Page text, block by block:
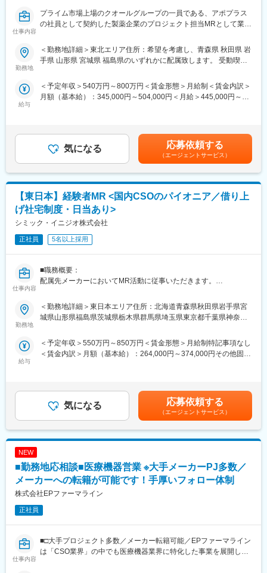
CSO業界で10年以上のキャリアを持つベテラン社員が、あなたの
生涯のわたる「キャリア形成」を丁寧にサポートします。その繋
PJTも紹介可能、また過去には、10年ほどブランクのある50代の
方のご支援の実績もあるなど選考の合格率も高いです。
としてパフォーマンスが高い場合は50代の方でも正社員への転換
もあります。契約の更新についても著しく業務態度が悪い／業績
先を探します。また、過去営業成績の優秀な方ではメーカー登用
の実績もあります。
仕事内容
プライム市場上場のクオールグループの一員である、アポプラス
の社員として契約した製薬企業のプロジェクト担当MRとして業務
ックメーカーなどプロジェクトは多岐に渡りますので、今までの
経験を活かせる環境が整っています。
■営業スタイル：担当エリアの医療機関（開業医、病院）を訪問し
用情報を収集を行っていただきます。
・新薬のプロモーション
※プロジェクトマネージャー、スーパーバイザー(SV)より、日々の
活動についてフォローを受けられる環境です。全国にSVを配置
し、素早くフォローができる体制をとっています。
■組織：約600名のコントラクトMRが在籍しています。社長をは
じめ、役員クラスが元MR出身のためMRのキャリアや育成、長期
就業について力を入れている企業です。
■特徴：
(1)充実した教育体制：
・製品研修（約2週間～2ヶ月、プロジェクトによる）：入社オリ
エンテーション後に配属先プロジェクトの製薬メーカーにて製品
他、横断研修、eラーニングの研修等も受けることが可能です。
・オンコロジー専門MR育成プログラム、IBD専門育成プログラ
しています。
(2)プロジェクトマネジメント体制：プロジェクトマネージャー、
として結果を出せるように万全のサポート体制を整えています。
(3)豊富なプロジェクト数、50社を超える多数の取引メーカー：同
年代のMRの方が活躍されています。
■中途入社社員の年収例：
・入社3年目（MR経験者）28歳：642万（月給＋日当＋住宅手
当）
・入社5年目（MR経験者）33歳：712万（月給＋日当＋住宅手
当）
変更の範囲：会社の定める業務
勤務地
＜勤務地詳細＞東北エリア住所：希望を考慮し、青森県 秋田県 岩
手県 山形県 宮城県 福島県のいずれかに配属致します。 受動喫煙
ワーク含む）
給与
＜予定年収＞540万円～800万円＜賃金形態＞月給制＜賃金内訳＞
月額（基本給）：345,000円～504,000円＜月給＞445,000円～
す。※その他の手当は「待遇・福利厚生」欄をご参照ください。昇
給：年1回★頑張りに応じて年収UP★赴任先の評価次第で大幅に
年収をUPできます。（年2回業績給改定）賃金はあくまでも目安
の金額であり、選考を通じて上下する可能性があります。月給(月
額)は固定手当を含めた表記です。
気になる 応募依頼する
（エージェントサービス）
【東日本】経験者MR <国内CSOのパイオニア／借り上
げ社宅制度・日当あり>
シミック・イニジオ株式会社
正社員 5名以上採用
仕事内容
■職務概要：
配属先メーカーにおいてMR活動に従事いただきます。
■新薬プロジェクト95％超／常時60以上のプロジェクトが稼働
プロジェクトの数やバリエーションはキャリア形成に直結するた
業規模、製品領域などのバランスを考慮しながら、常時60以上の
プロジェクトが稼働しています。
■年齢も経験も多様な人財が活躍
シミック・イニジオはほぼ全員が中途採用です。それぞれ異なる
バックグラウンドを持ち、その経験を活かして活動しています。
社員の年齢分布も幅広く、20代～60代まで在籍しています。社員
業を支える重要な要素です。
■人財育成への積極投資
シミック・イニジオにとってサービス品質の源泉となるのは人財
です。
そのため人財育成・能力開発は重要施策と位置づけ、積極的な投
でなく、変化する時代に対応するビジネススキル習得も含め階層
ごとにプログラムを展開し、会社全体の価値を高める取り組みを
勤務地
＜勤務地詳細＞東日本エリア住所：北海道青森県秋田県岩手県宮
城県山形県福島県茨城県栃木県群馬県埼玉県東京都千葉県神奈川
全面禁煙
給与
＜予定年収＞550万円～850万円＜賃金形態＞月給制特記事項なし
＜賃金内訳＞月額（基本給）：264,000円～374,000円その他固定
を全額支給 ■賞与年2回（昨年度実績4.2ヶ月）、報酬改定年1回■
全国勤務が可能な方は、初回給与時に30万円の一時金を支給賃金
はあくまでも目安の金額であり、選考を通じて上下する可能性が
あります。月給(月額)は固定手当を含めた表記です。
気になる 応募依頼する
（エージェントサービス）
NEW
■勤務地応相談■医療機器営業 ※大手メーカーPJ多数／
メーカーへの転籍が可能です！手厚いフォロー体制
株式会社EPファーマライン
正社員
仕事内容
■□大手プロジェクト多数／メーカー転籍可能／EPファーマライン
は「CSO業界」の中でも医療機器業界に特化した事業を展開して